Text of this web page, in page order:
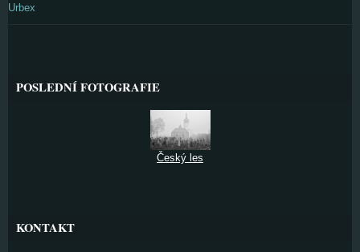
Urbex
POSLEDNÍ FOTOGRAFIE
Český les
KONTAKT